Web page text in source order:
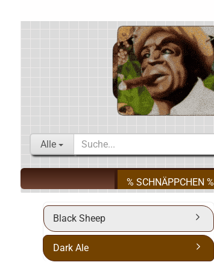
Alle
% SCHNÄPPCHEN %
Black Sheep
Dark Ale